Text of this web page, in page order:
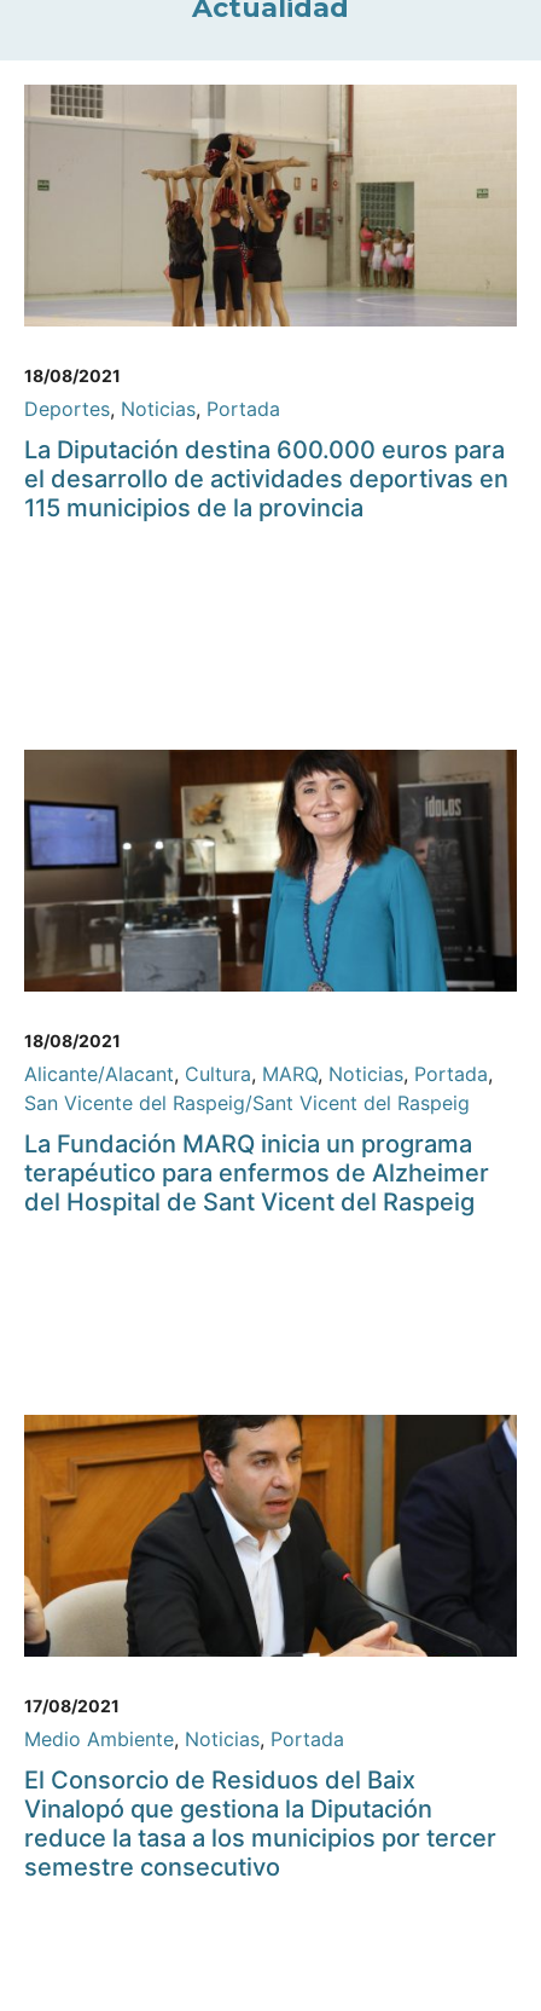
Actualidad
18/08/2021
Deportes, Noticias, Portada
La Diputación destina 600.000 euros para
el desarrollo de actividades deportivas en
115 municipios de la provincia
18/08/2021
Alicante/Alacant, Cultura, MARQ, Noticias, Portada,
San Vicente del Raspeig/Sant Vicent del Raspeig
La Fundación MARQ inicia un programa
terapéutico para enfermos de Alzheimer
del Hospital de Sant Vicent del Raspeig
17/08/2021
Medio Ambiente, Noticias, Portada
El Consorcio de Residuos del Baix
Vinalopó que gestiona la Diputación
reduce la tasa a los municipios por tercer
semestre consecutivo